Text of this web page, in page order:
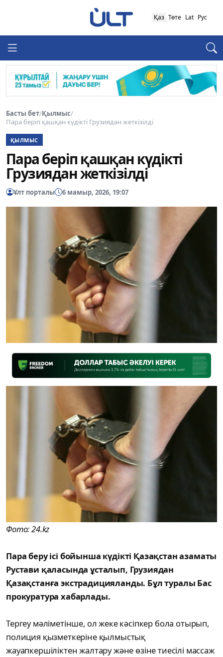
Қаз Төте Lat Рус
Басты бет/Қылмыс/
Пара беріп қашқан күдікті Грузиядан жеткізілді
ҚЫЛМЫС
Пара беріп қашқан күдікті
Грузиядан жеткізілді
Ұлт порталы 6 мамыр, 2026, 19:07
Фото: 24.kz
Пара беру ісі бойынша күдікті Қазақстан азаматы
Рустави қаласында ұсталып, Грузиядан
Қазақстанға экстрадицияланды. Бұл туралы Бас
прокуратура хабарлады.
Тергеу мәліметінше, ол жеке кәсіпкер бола отырып,
полиция қызметкеріне қылмыстық
жауапкершіліктен жалтару және өзіне тиесілі массаж